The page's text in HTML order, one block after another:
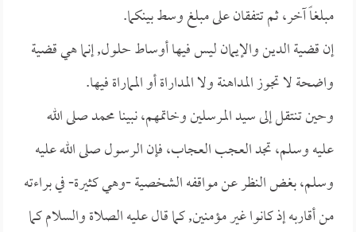
مبلغاً آخر، ثم تتفقان على مبلغ وسط بينكما.
إن قضية الدين والإيمان ليس فيها أوساط حلول, إنما هي قضية
واضحة لا تجوز المداهنة ولا المداراة أو المماراة فيها.
وحين تنتقل إلى سيد المرسلين وخاتمهم، نبينا محمد صلى الله
عليه وسلم، تجد العجب العجاب، فإن الرسول صلى الله عليه
وسلم، بغض النظر عن مواقفه الشخصية -وهي كثيرة- في براءته
من أقاربه إذ كانوا غير مؤمنين, كما قال عليه الصلاة والسلام كما